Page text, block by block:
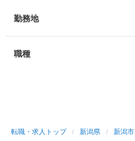
勤務地
職種
転職・求人トップ / 新潟県 / 新潟市